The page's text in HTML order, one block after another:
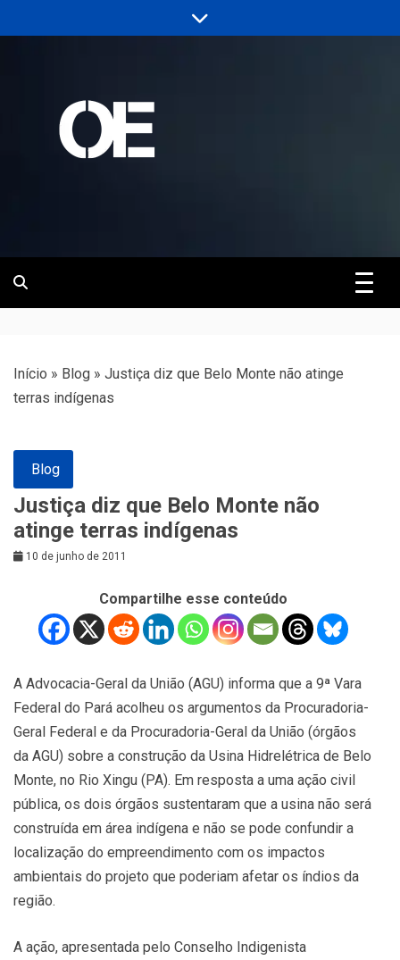
to
Revista | O
Empreiteiro
Início » Blog » Justiça diz que Belo Monte não atinge
terras indígenas
Blog
Justiça diz que Belo Monte não
atinge terras indígenas
10 de junho de 2011
Compartilhe esse conteúdo
A Advocacia-Geral da União (AGU) informa que a 9ª Vara
Federal do Pará acolheu os argumentos da Procuradoria-
Geral Federal e da Procuradoria-Geral da União (órgãos
da AGU) sobre a construção da Usina Hidrelétrica de Belo
Monte, no Rio Xingu (PA). Em resposta a uma ação civil
pública, os dois órgãos sustentaram que a usina não será
construída em área indígena e não se pode confundir a
localização do empreendimento com os impactos
ambientais do projeto que poderiam afetar os índios da
região.
A ação, apresentada pelo Conselho Indigenista